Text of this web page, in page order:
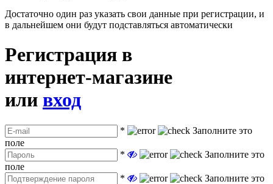
Достаточно один раз указать свои данные при регистрации, и
в дальнейшем они будут подставляться автоматически
Регистрация в
интернет-магазине
или вход
*
Заполните это
поле
*
Заполните это
поле
*
Заполните это